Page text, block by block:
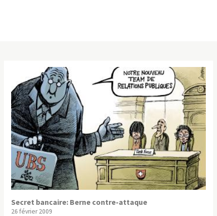
Secret bancaire: Berne contre-attaque
26 février 2009